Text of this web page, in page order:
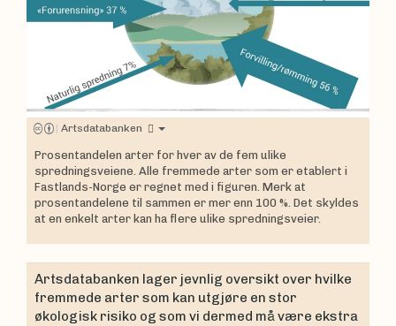
| Artsdatabanken
Prosentandelen arter for hver av de fem ulike
spredningsveiene. Alle fremmede arter som er etablert i
Fastlands-Norge er regnet med i figuren. Merk at
prosentandelene til sammen er mer enn 100 %. Det skyldes
at en enkelt arter kan ha flere ulike spredningsveier.
Artsdatabanken lager jevnlig oversikt over hvilke
fremmede arter som kan utgjøre en stor
økologisk risiko og som vi dermed må være ekstra